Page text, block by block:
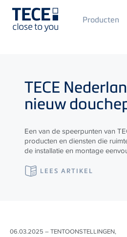
Main
Menü
Producten
TECE
nieuw
Een van de speerpunten van
producten en diensten die
de installatie en montage
LEES ARTIKEL
06.03.2025 – TENTOONSTELLINGEN,